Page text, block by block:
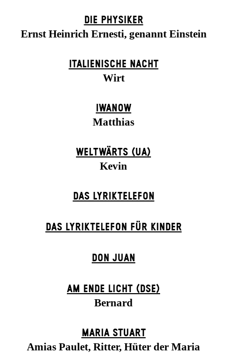
DIE PHYSIKER
Ernst Heinrich Ernesti, genannt Einstein
ITALIENISCHE NACHT
Wirt
IWANOW
Matthias
WELTWÄRTS (UA)
Kevin
DAS LYRIKTELEFON
DAS LYRIKTELEFON FÜR KINDER
DON JUAN
AM ENDE LICHT (DSE)
Bernard
MARIA STUART
Amias Paulet, Ritter, Hüter der Maria